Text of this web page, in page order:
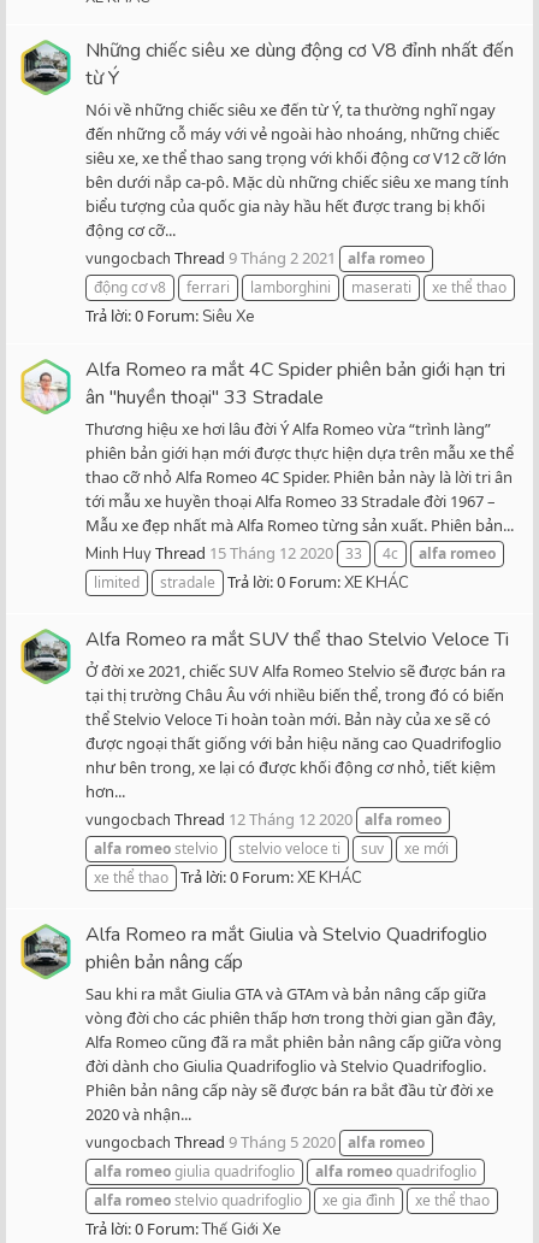
Những chiếc siêu xe dùng động cơ V8 đỉnh nhất đến
từ Ý
Nói về những chiếc siêu xe đến từ Ý, ta thường nghĩ ngay
đến những cỗ máy với vẻ ngoài hào nhoáng, những chiếc
siêu xe, xe thể thao sang trọng với khối động cơ V12 cỡ lớn
bên dưới nắp ca-pô. Mặc dù những chiếc siêu xe mang tính
biểu tượng của quốc gia này hầu hết được trang bị khối
động cơ cỡ...
vungocbach Thread 9 Tháng 2 2021 alfa romeo
động cơ v8
ferrari lamborghini maserati xe thể thao
Trả lời: 0 Forum: Siêu Xe
Alfa Romeo ra mắt 4C Spider phiên bản giới hạn tri
ân "huyền thoại" 33 Stradale
Thương hiệu xe hơi lâu đời Ý Alfa Romeo vừa “trình làng”
phiên bản giới hạn mới được thực hiện dựa trên mẫu xe thể
thao cỡ nhỏ Alfa Romeo 4C Spider. Phiên bản này là lời tri ân
tới mẫu xe huyền thoại Alfa Romeo 33 Stradale đời 1967 –
Mẫu xe đẹp nhất mà Alfa Romeo từng sản xuất. Phiên bản...
Minh HuyThread 15 Tháng 12 2020 33 4c alfa romeo
limited
stradale Trả lời: 0 Forum:XE KHÁC
Alfa Romeo ra mắt SUV thể thao Stelvio Veloce Ti
Ở đời xe 2021, chiếc SUV Alfa Romeo Stelvio sẽ được bán ra
tại thị trường Châu Âu với nhiều biến thể, trong đó có biến
thể Stelvio Veloce Ti hoàn toàn mới. Bản này của xe sẽ có
được ngoại thất giống với bản hiệu năng cao Quadrifoglio
như bên trong, xe lại có được khối động cơ nhỏ, tiết kiệm
hơn...
vungocbach Thread 12 Tháng 12 2020 alfa romeo
alfa romeostelvio stelvio veloce ti suv
xe mới
xe thể thao Trả lời: 0 Forum:XE KHÁC
Alfa Romeo ra mắt Giulia và Stelvio Quadrifoglio
phiên bản nâng cấp
Sau khi ra mắt Giulia GTA và GTAm và bản nâng cấp giữa
vòng đời cho các phiên thấp hơn trong thời gian gần đây,
Alfa Romeo cũng đã ra mắt phiên bản nâng cấp giữa vòng
đời dành cho Giulia Quadrifoglio và Stelvio Quadrifoglio.
Phiên bản nâng cấp này sẽ được bán ra bắt đầu từ đời xe
2020 và nhận...
vungocbach Thread 9 Tháng 5 2020 alfa romeo
alfa romeogiulia quadrifoglio alfa romeoquadrifoglio
alfa romeostelvio quadrifoglio xe gia đình xe thể thao
Trả lời: 0 Forum:Thế Giới Xe